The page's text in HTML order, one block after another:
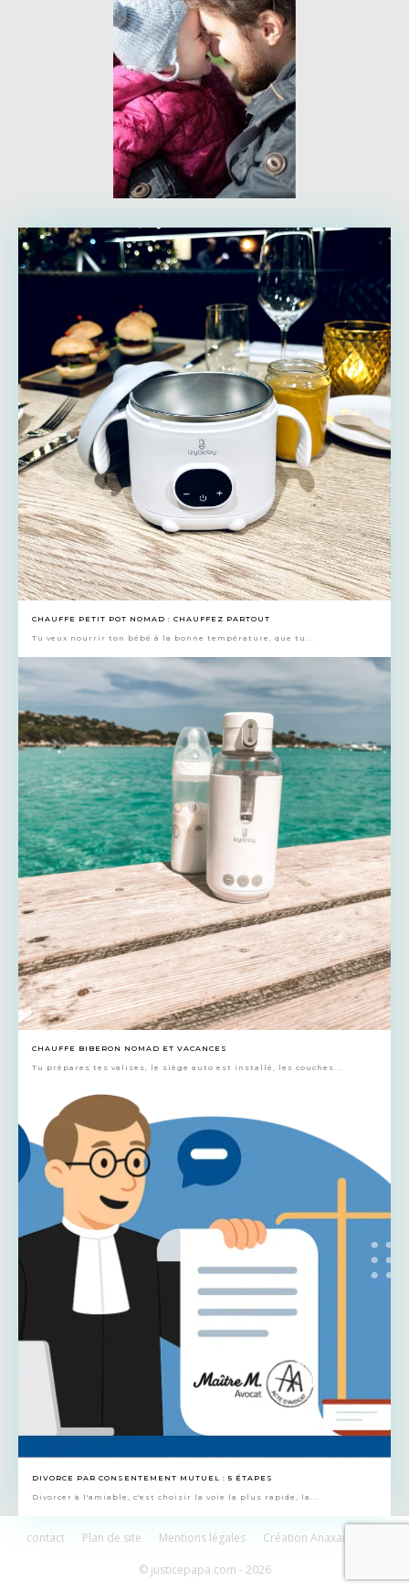
CHAUFFE PETIT POT NOMAD : CHAUFFEZ PARTOUT
Tu veux nourrir ton bébé à la bonne température, que tu...
CHAUFFE BIBERON NOMAD ET VACANCES
Tu prépares tes valises, le siège auto est installé, les couches...
DIVORCE PAR CONSENTEMENT MUTUEL : 5 ÉTAPES
Divorcer à l'amiable, c'est choisir la voie la plus rapide, la...
contact Plan de site Mentions légales Création Anaxandridas
© justicepapa.com - 2026